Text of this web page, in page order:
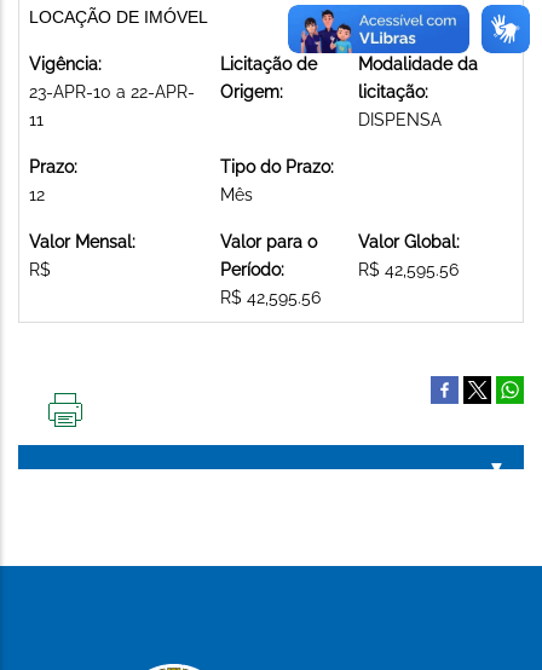
LOCAÇÃO DE IMÓVEL
Vigência:
23-APR-10 a 22-APR-
11
Licitação de
Origem:
Modalidade da
licitação:
DISPENSA
Prazo:
12
Tipo do Prazo:
Mês
Valor Mensal:
R$
Valor para o
Período:
R$ 42,595.56
Valor Global:
R$ 42,595.56
PÁGINA